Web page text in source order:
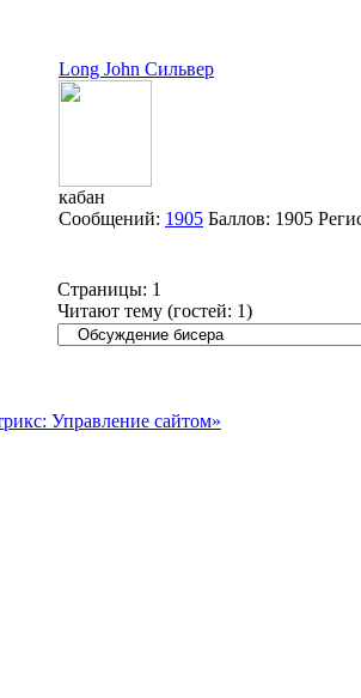
Long John Сильвер
кабан
Сообщений: 1905 Баллов: 1905
Страницы: 1
Читают тему (гостей: 1)
Управление сайтом»